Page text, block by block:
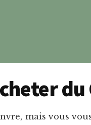
du
mais vous